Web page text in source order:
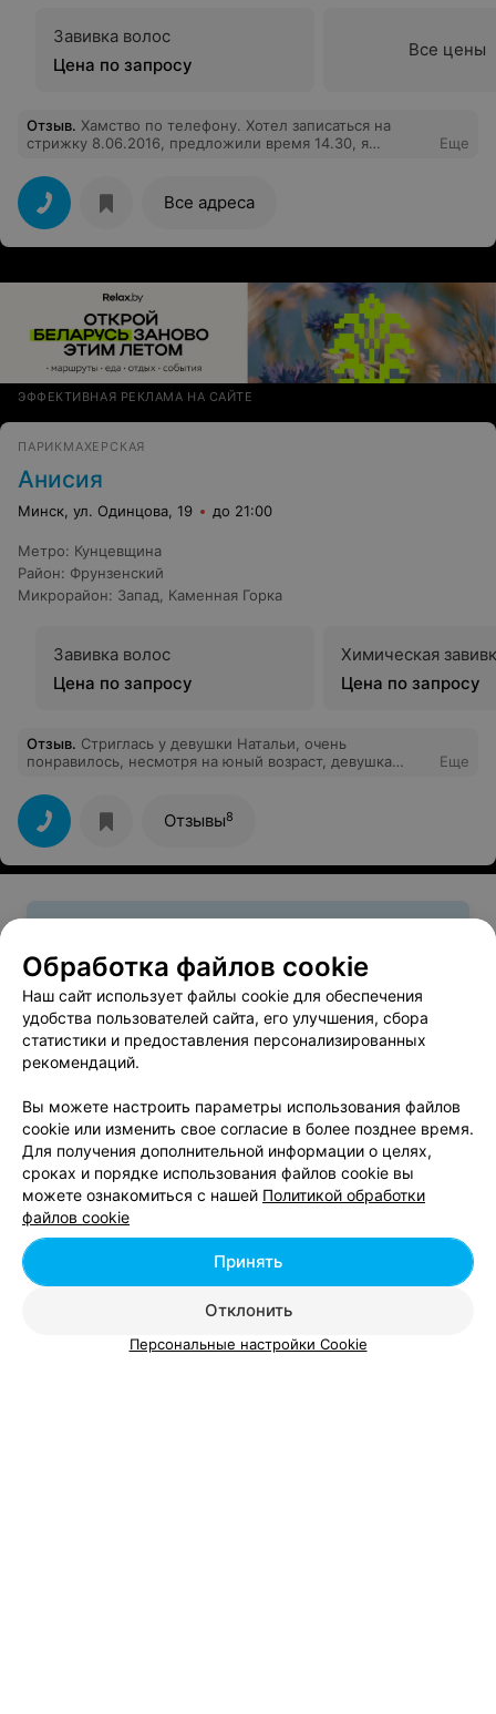
Завивка волос
Цена по запросу
Все цены
Отзыв. Хамство по телефону. Хотел записаться на
стрижку 8.06.2016, предложили время 14.30, я
трубку, я перезвонил - больше не подымали. Спасибо
за такое отношение!
Еще
Все адреса
ЭФФЕКТИВНАЯ РЕКЛАМА НА САЙТЕ
ПАРИКМАХЕРСКАЯ
Анисия
Минск, ул. Одинцова, 19 до 21:00
Метро: Кунцевщина
Район: Фрунзенский
Микрорайон: Запад, Каменная Горка
Завивка волос
Цена по запросу
Химическая
Цена по запросу
Отзыв. Стриглась у девушки Натальи, очень
понравилось, несмотря на юный возраст, девушка
довольна приду к ней еще раз.
Еще
Отзывы8
Биозавивка волос возле метро Кунцевщина в
Минске
в Минске
Лечение волос возле метро Кунцевщина в
Минске
Добавить компанию
Обработка файлов cookie
Наш сайт использует файлы cookie для обеспечения
удобства пользователей сайта, его улучшения, сбора
статистики и предоставления персонализированных
рекомендаций.
Вы можете настроить параметры использования файлов
cookie или изменить свое согласие в более позднее время.
Для получения дополнительной информации о целях,
сроках и порядке использования файлов cookie вы
можете ознакомиться с нашей Политикой обработки
файлов cookie
Отклонить
Принять
Персональные настройки Cookie